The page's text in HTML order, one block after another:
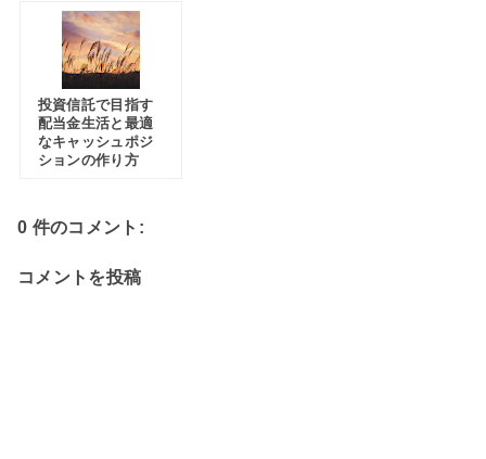
投資信託で目指す
配当金生活と最適
なキャッシュポジ
ションの作り方
0 件のコメント:
コメントを投稿